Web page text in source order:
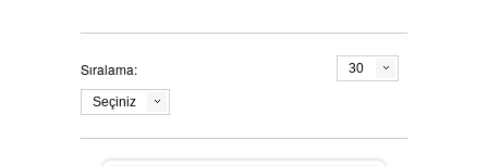
İMALATLARIMIZ
Sıralama:
Seçiniz
30